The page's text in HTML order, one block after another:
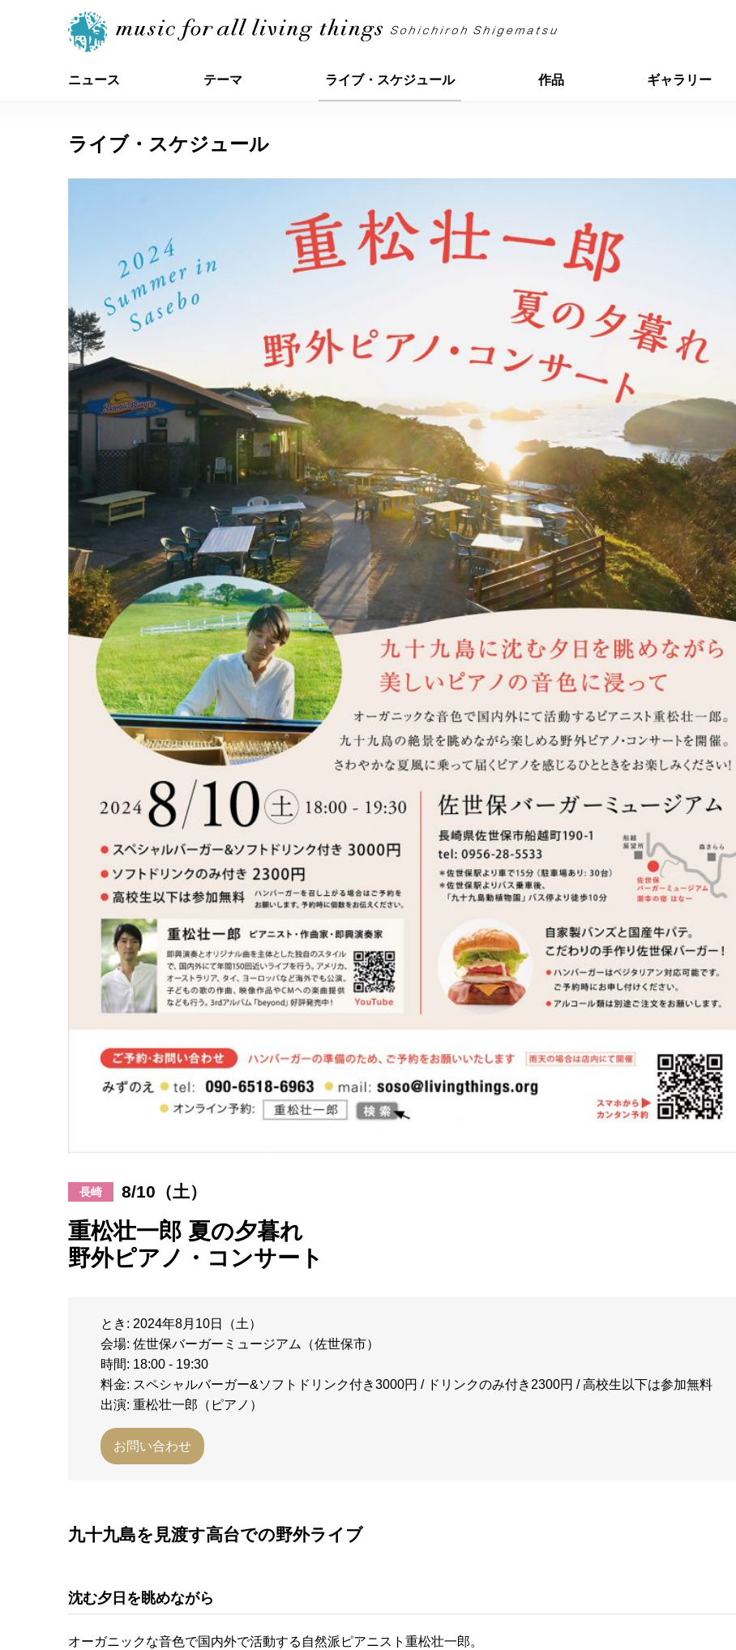
ニュース テーマ ライブ・スケジュール 作品 ギャラリー
ライブ・スケジュール
長崎 8/10（土）
重松壮一郎 夏の夕暮れ
野外ピアノ・コンサート
とき: 2024年8月10日（土）
会場: 佐世保バーガーミュージアム（佐世保市）
時間: 18:00 - 19:30
料金: スペシャルバーガー&ソフトドリンク付き3000円 / ドリンクのみ付き2300円 / 高校生以下は参加無料
出演: 重松壮一郎（ピアノ）
お問い合わせ
九十九島を見渡す高台での野外ライブ
沈む夕日を眺めながら
オーガニックな音色で国内外で活動する自然派ピアニスト重松壮一郎。